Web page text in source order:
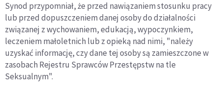
Synod przypomniał, że przed nawiązaniem stosunku pracy
lub przed dopuszczeniem danej osoby do działalności
związanej z wychowaniem, edukacją, wypoczynkiem,
leczeniem małoletnich lub z opieką nad nimi, "należy
uzyskać informację, czy dane tej osoby są zamieszczone w
zasobach Rejestru Sprawców Przestępstw na tle
Seksualnym".